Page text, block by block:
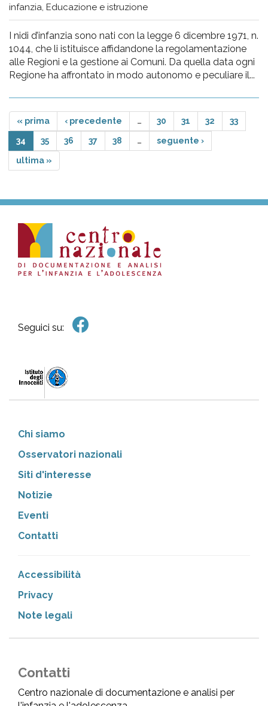
infanzia, Educazione e istruzione
I nidi d’infanzia sono nati con la legge 6 dicembre 1971, n.
1044, che li istituisce affidandone la regolamentazione
alle Regioni e la gestione ai Comuni. Da quella data ogni
Regione ha affrontato in modo autonomo e peculiare il...
« prima ‹ precedente … 30 31 32 33
34 35 36 37 38 … seguente ›
ultima »
Seguici su:
Chi siamo
Osservatori nazionali
Siti d'interesse
Notizie
Eventi
Contatti
Accessibilità
Privacy
Note legali
Contatti
Centro nazionale di documentazione e analisi per